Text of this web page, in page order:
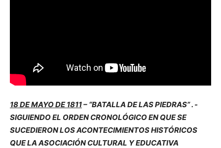
18 DE MAYO DE 1811– “BATALLA DE LAS PIEDRAS” . -
SIGUIENDO EL ORDEN CRONOLÓGICO EN QUE SE
SUCEDIERON LOS ACONTECIMIENTOS HISTÓRICOS
QUE LA ASOCIACIÓN CULTURAL Y EDUCATIVA